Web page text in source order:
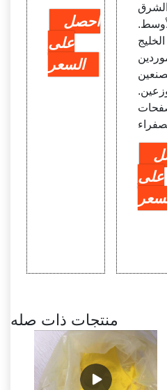
احصل
على
السعر
ت ف
ي ال
شرق
الأوس
ط
الشرق
الخليج
على
منتجات ذات صله